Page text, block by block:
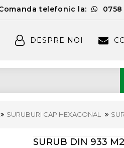
telefonic la:
DESPRE NOI
SURUBURI CAP HEXAGONAL
SURUB DIN 933